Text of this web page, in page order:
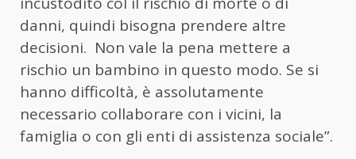
danni, quindi bisogna prendere altre
decisioni. Non vale la pena mettere a
rischio un bambino in questo modo. Se si
hanno difficoltà, è assolutamente
necessario collaborare con i vicini, la
famiglia o con gli enti di assistenza sociale”.